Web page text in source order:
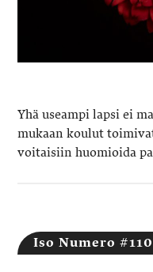
Yhä useampi lapsi ei
mukaan koulut
voitaisiin huomioida
Iso Numero #110